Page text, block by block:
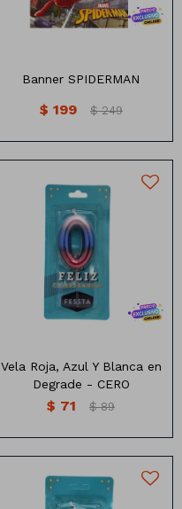
Banner SPIDERMAN
$ 199 $ 249
Vela Roja, Azul Y Blanca en
Degrade - CERO
$ 71 $ 89